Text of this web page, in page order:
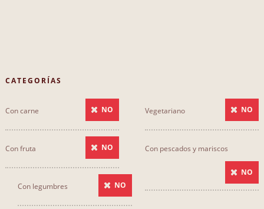
CATEGORÍAS
Vegetariano NO
Con carne NO
Con pescados y mariscos
NO
Con fruta NO
Con legumbres NO